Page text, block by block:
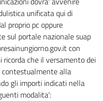
unificata qui di
proprio pc oppure
sul portale nazionale suap
con
ricorda che il versamento dei
alla
gli importi indicati nella
modalita':